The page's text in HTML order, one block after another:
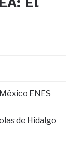
ENES
de Hidalgo